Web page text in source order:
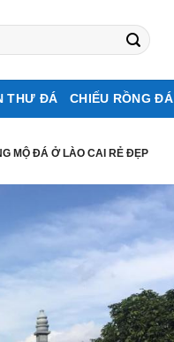
THƯ ĐÁ CHIẾU RỒNG ĐÁ
MỘ ĐÁ Ở LÀO CAI RẺ ĐẸP